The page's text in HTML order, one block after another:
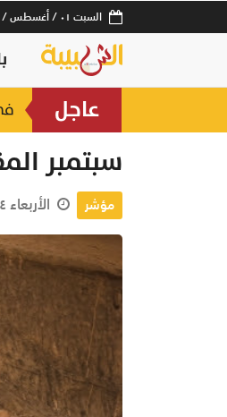
السبت ٠١ / أغسطس / ٢٠٢٦
عاجل
سبتمبر
مؤشر الأربعاء ٢٤/أغسطس/٢٠١٦ ٢٢:٣٧ م